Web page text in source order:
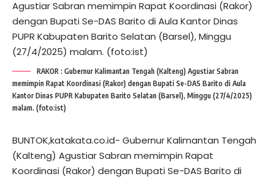
RAKOR : Gubernur Kalimantan Tengah (Kalteng) Agustiar Sabran
memimpin Rapat Koordinasi (Rakor) dengan Bupati Se-DAS Barito di Aula
Kantor Dinas PUPR Kabupaten Barito Selatan (Barsel), Minggu (27/4/2025)
malam. (foto:ist)
BUNTOK,katakata.co.id- Gubernur Kalimantan Tengah
(Kalteng) Agustiar Sabran memimpin Rapat
Koordinasi (Rakor) dengan Bupati Se-DAS Barito di